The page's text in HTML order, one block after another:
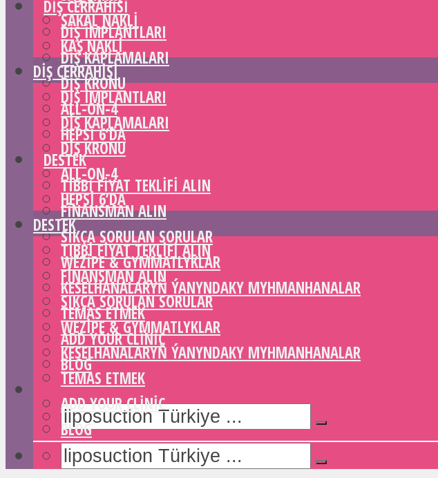
DIŞ CERRAHISI
DIŞ IMPLANTLARI
DIŞ KAPLAMALARI
DIŞ KRONU
ALL-ON-4
HEPSI 6’DA
DESTEK
TIBBI FIYAT TEKLIFI ALIN
FINANSMAN ALIN
SIKÇA SORULAN SORULAR
WEZIPE & GYMMATLYKLAR
KESELHANALARYŇ ÝANYNDAKY MYHMANHANALAR
TEMAS ETMEK
ADD YOUR CLINIC
BLOG
SAKAL NAKLI
KAŞ NAKLI
DIŞ CERRAHISI
DIŞ IMPLANTLARI
DIŞ KAPLAMALARI
DIŞ KRONU
ALL-ON-4
HEPSI 6’DA
DESTEK
TIBBI FIYAT TEKLIFI ALIN
FINANSMAN ALIN
SIKÇA SORULAN SORULAR
WEZIPE & GYMMATLYKLAR
KESELHANALARYŇ ÝANYNDAKY MYHMANHANALAR
TEMAS ETMEK
ADD YOUR CLINIC
BLOG